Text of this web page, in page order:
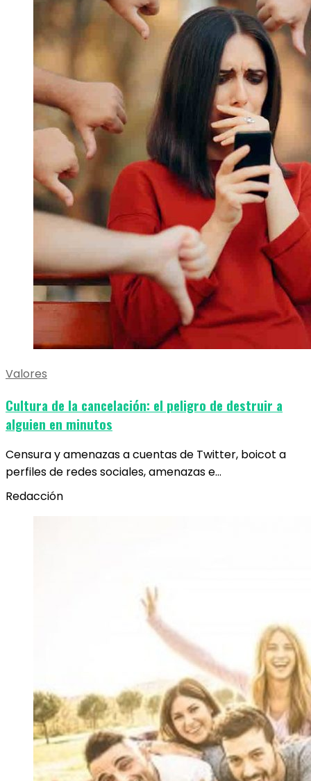
Valores
Cultura de la cancelación: el peligro de destruir a
alguien en minutos
Censura y amenazas a cuentas de Twitter, boicot a
perfiles de redes sociales, amenazas e…
Redacción